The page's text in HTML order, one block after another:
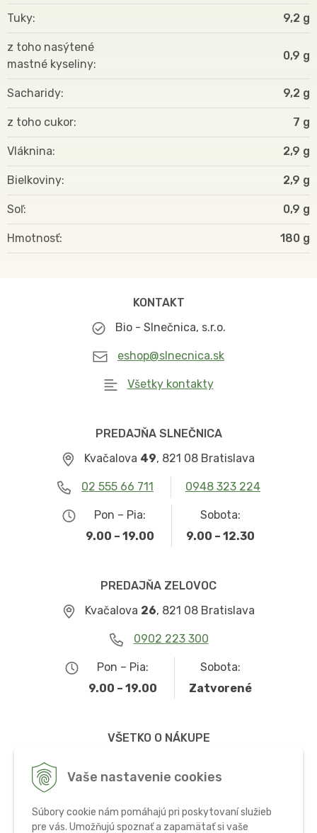
Vaše nastavenie cookies
Súbory cookie nám pomáhajú pri poskytovaní služieb
pre vás. Umožňujú spoznať a zapamätať si vaše
Tuky 9,2 g
z toho nasýtené
mastné kyseliny
0,9 g
Sacharidy 9,2 g
z toho cukor 7 g
Vláknina 2,9 g
Bielkoviny 2,9 g
Soľ 0,9 g
Hmotnosť 180
KONTAKT
Bio - Slnečnica, s.r.o.
eshop@slnecnica.sk
Všetky kontakty
PREDAJŇA SLNEČNICA
Kvačalova 49, 821 08 Bratislava
02 555 66 711 0948 323 224
Pon – Pia:
9.00 – 19.00
Sobota:
9.00 – 12.30
PREDAJŇA ZELOVOC
Kvačalova 26, 821 08 Bratislava
0902 223 300
Pon – Pia:
9.00 – 19.00
Sobota:
Zatvorené
VŠETKO O NÁKUPE
Ochrana osobných údajov